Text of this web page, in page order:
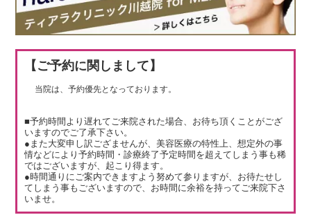
【ご予約に関しまして】
当院は、予約優先となっております。
■予約時間より遅れてご来院された場合、お待ち頂くことがござ
いますのでご了承下さい。
●また大変申し訳ござませんが、美容医療の特性上、想定外の事
情などにより予約時間・診療終了予定時間を超えてしまう事も稀
ではございますが、起こり得ます。
●時間通りにご案内できますよう努めて参りますが、お待たせし
てしまう事もございますので、お時間に余裕を持ってご来院下さ
いませ。